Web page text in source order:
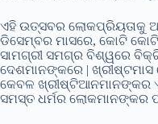
ଏହି ଉତ୍ସବର ଲୋକପ୍ରିୟତାକୁ
ଡିସେମ୍ବର ମାସରେ, କୋଟି
ସାମଗ୍ରୀ ସମଗ୍ର ବିଶ୍ୱରେ
ଦେଶମାନଙ୍କରେ | ଖ୍ରୀଷ୍ଟମାସ
କେବଳ ଖ୍ରୀଷ୍ଟିଆନମାନଙ୍କର
ସମସ୍ତ ଧର୍ମର ଲୋକମାନଙ୍କର